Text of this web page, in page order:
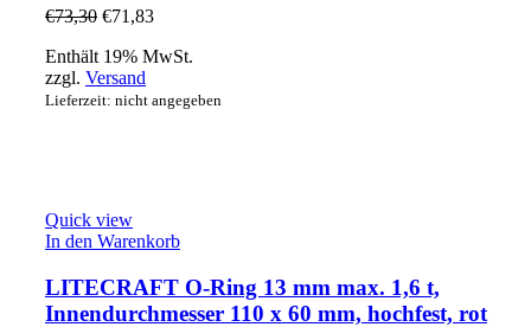
€73,30 €71,83
Enthält 19% MwSt.
zzgl. Versand
Lieferzeit: nicht angegeben
Quick view
In den Warenkorb
LITECRAFT O-Ring 13 mm max. 1,6 t,
Innendurchmesser 110 x 60 mm, hochfest, rot